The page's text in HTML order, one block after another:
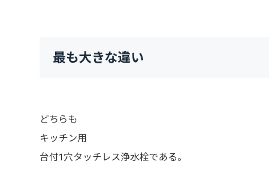
最も大きな違い
どちらも
キッチン用
台付1穴タッチレス浄水栓である。